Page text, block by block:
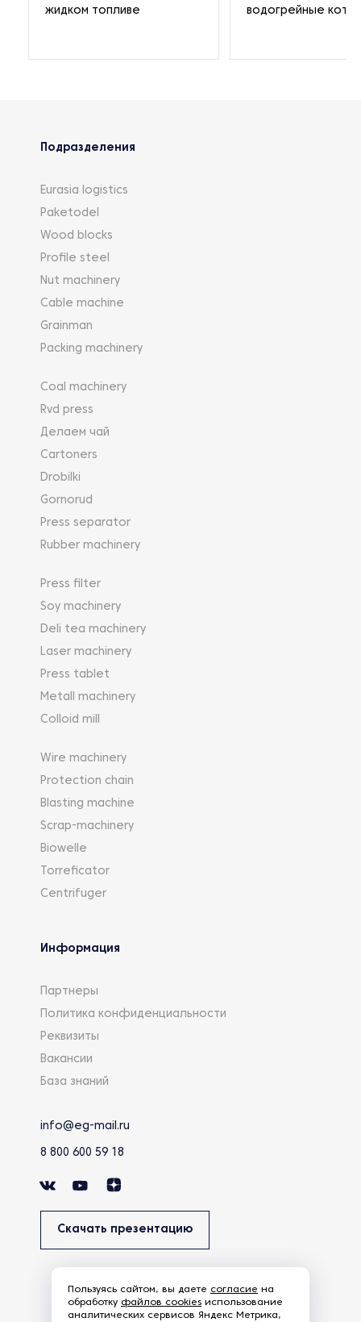
жидком топливе
водогрейные
Подразделения
Eurasia logistics
Paketodel
Wood blocks
Profile steel
Nut machinery
Cable machine
Grainman
Packing machinery
Coal machinery
Rvd press
Делаем чай
Cartoners
Drobilki
Gornorud
Press separator
Rubber machinery
Press filter
Soy machinery
Deli tea machinery
Laser machinery
Press tablet
Metall machinery
Colloid mill
Wire machinery
Protection chain
Blasting machine
Scrap-machinery
Biowelle
Torreficator
Centrifuger
Информация
Партнеры
Политика конфиденциальности
Реквизиты
Вакансии
База знаний
info@eg-mail.ru
8 800 600 59 18
Скачать презентацию
Пользуясь сайтом, вы даете согласие на
обработку файлов cookies использование
аналитических сервисов Яндекс Метрика,